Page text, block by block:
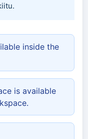
inside the
is available